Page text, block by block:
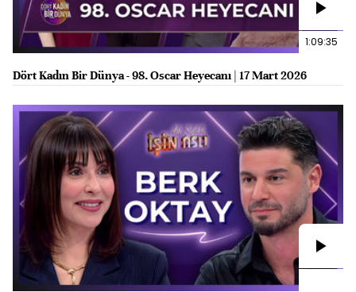
1:09:35
Dört Kadın Bir Dünya - 98. Oscar Heyecanı | 17 Mart 2026